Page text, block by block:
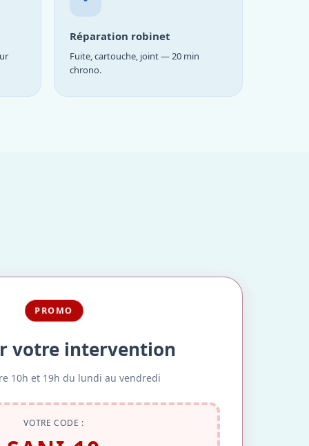
Réparation robinet
Fuite, cartouche, joint — 20 min
chrono.
PROMO
votre intervention
10h et 19h du lundi au vendredi
VOTRE CODE :